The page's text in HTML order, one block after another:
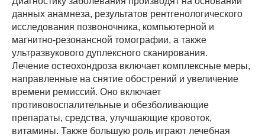
данных анамнеза, результатов рентгенологического
исследования позвоночника, компьютерной и
магнитно-резонансной томографии, а также
ультразвукового дуплексного сканирования.
Лечение остеохондроза включает комплексные меры,
направленные на снятие обострений и увеличение
времени ремиссий. Оно включает
противовоспалительные и обезболивающие
препараты, средства, улучшающие кровоток,
витамины. Также большую роль играют лечебная